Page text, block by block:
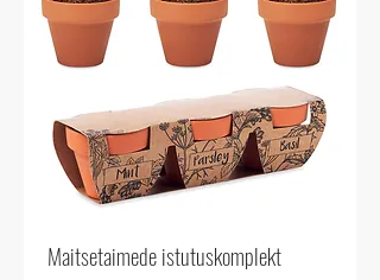
Maitsetaimede istutuskomplekt